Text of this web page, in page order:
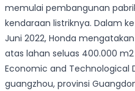
memulai pembangunan
kendaraan listriknya. Dalam
Juni 2022, Honda
atas lahan seluas 400.000
Economic and Technological
guangzhou, provinsi